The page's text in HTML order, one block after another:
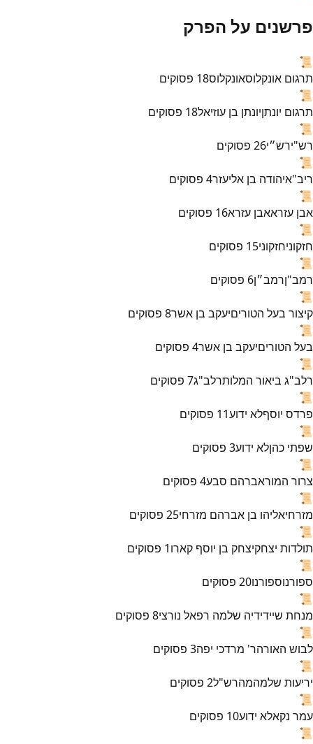
פרשנים על הפרק
📜
תרגום אונקלוסאונקלוס18 פסוקים
📜
תרגום יונתןיונתן בן עוזיאל18 פסוקים
📜
רש"ירש״י26 פסוקים
📜
ריב"איהודה בן אליעזר4 פסוקים
📜
אבן עזראאבן עזרא16 פסוקים
📜
חזקוניחזקוני15 פסוקים
📜
רמב"ןרמב״ן6 פסוקים
📜
קיצור בעל הטוריםיעקב בן אשר8 פסוקים
📜
בעל הטוריםיעקב בן אשר4 פסוקים
📜
רלב"ג ביאור המלותרלב"ג7 פסוקים
📜
פרדס יוסףלא ידוע11 פסוקים
📜
שפתי כהןלא ידוע3 פסוקים
📜
צרור המוראברהם סבע4 פסוקים
📜
מזרחיאליהו בן אברהם מזרחי25 פסוקים
📜
תולדות יצחקיצחק בן יוסף קארו1 פסוקים
📜
ספורנוספורנו20 פסוקים
📜
מנחת שיידידיה שלמה רפאל נורצי8 פסוקים
📜
לבוש האורהר' מרדכי יפה3 פסוקים
📜
יריעות שלמהמהרש"ל2 פסוקים
📜
עמר נקאלא ידוע10 פסוקים
📜